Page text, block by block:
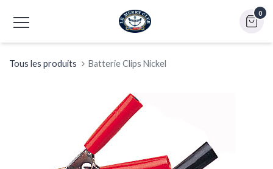
0
Tous les produits Batterie Clips Nickel